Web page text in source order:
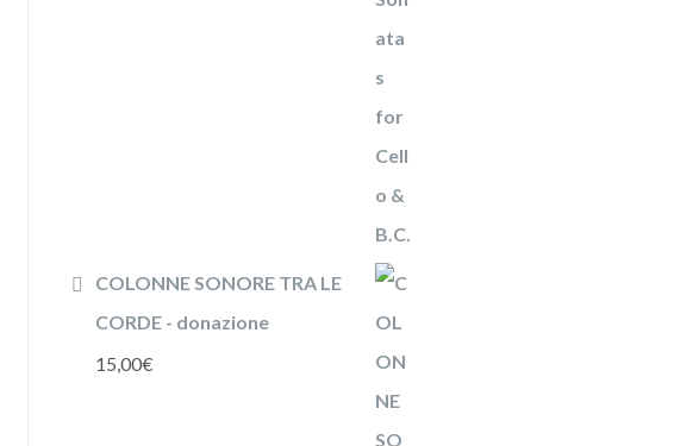
COLONNE SONORE TRA LE
CORDE - donazione
15,00€